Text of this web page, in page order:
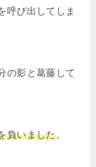
呼び出してしま
の影と葛藤して
負いました。